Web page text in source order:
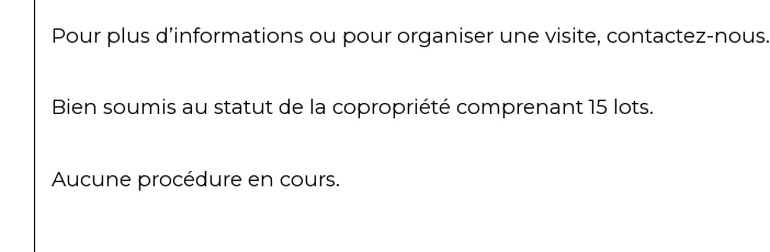
Pour plus d’informations ou pour organiser une visite, contactez-nous.
Bien soumis au statut de la copropriété comprenant 15 lots.
Aucune procédure en cours.